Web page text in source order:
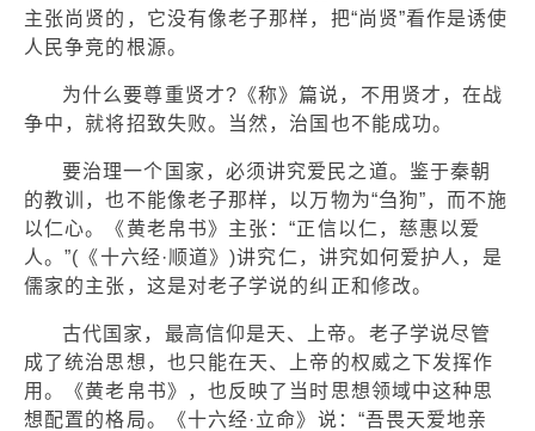
主张尚贤的，它没有像老子那样，把“尚贤”看作是诱使
人民争竞的根源。
为什么要尊重贤才?《称》篇说，不用贤才，在战
争中，就将招致失败。当然，治国也不能成功。
要治理一个国家，必须讲究爱民之道。鉴于秦朝
的教训，也不能像老子那样，以万物为“刍狗”，而不施
以仁心。《黄老帛书》主张：“正信以仁，慈惠以爱
人。”(《十六经·顺道》)讲究仁，讲究如何爱护人，是
儒家的主张，这是对老子学说的纠正和修改。
古代国家，最高信仰是天、上帝。老子学说尽管
成了统治思想，也只能在天、上帝的权威之下发挥作
用。《黄老帛书》，也反映了当时思想领域中这种思
想配置的格局。《十六经·立命》说：“吾畏天爱地亲